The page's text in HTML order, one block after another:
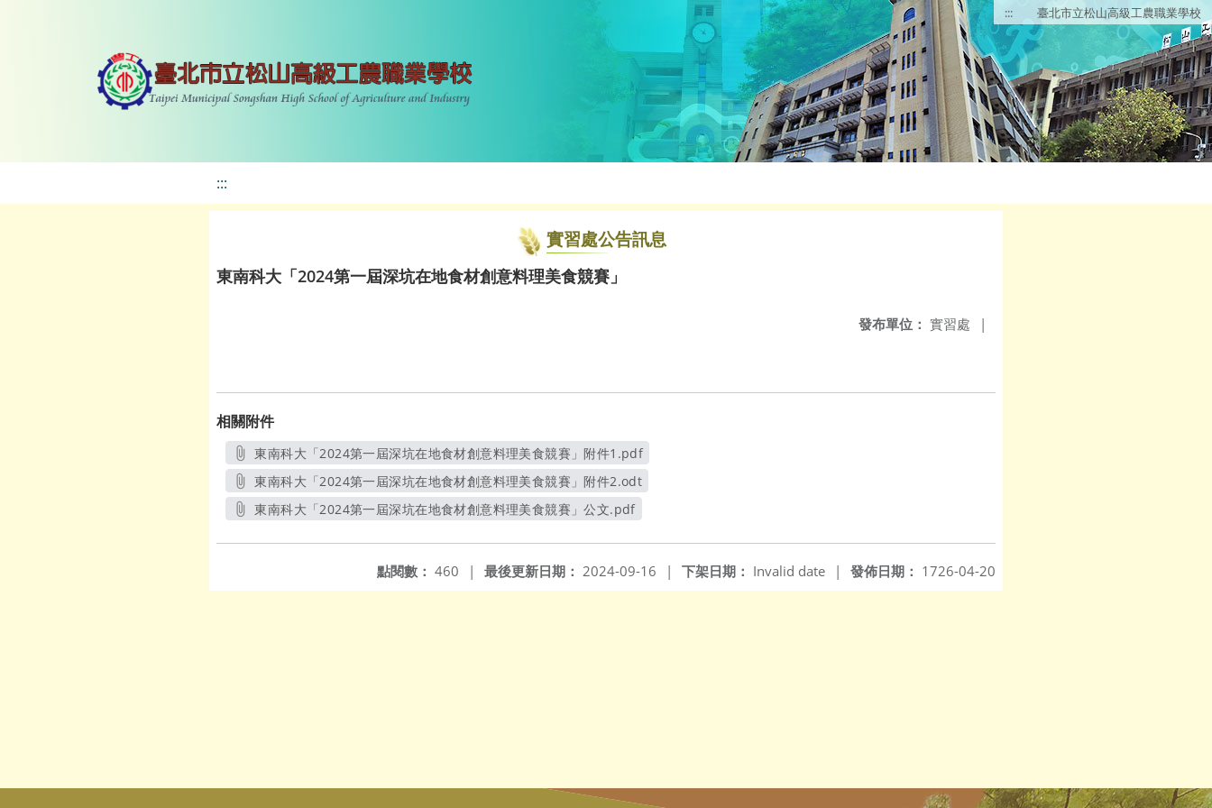
::: 臺北市立松山高級工農職業學校
:::
實習處公告訊息
東南科大「2024第一屆深坑在地食材創意料理美食競賽」
發布單位： 實習處 |
相關附件
東南科大「2024第一屆深坑在地食材創意料理美食競賽」附件1.pdf
另開新視窗
東南科大「2024第一屆深坑在地食材創意料理美食競賽」附件2.odt
另開新視窗
東南科大「2024第一屆深坑在地食材創意料理美食競賽」公文.pdf
發佈日期： 1726-04-20
下架日期： Invalid date |
最後更新日期： 2024-09-16 |
點閱數： 460 |